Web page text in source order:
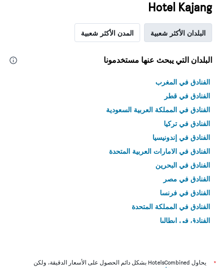
Hotel Kajang
البلدان الأكثر شعبية المدن الأكثر شعبية
البلدان التي يبحث عنها مستخدمونا
الفنادق في المغرب
الفنادق في قطر
الفنادق في المملكة العربية السعودية
الفنادق في تركيا
الفنادق في إندونيسيا
الفنادق في الامارات العربية المتحدة
الفنادق في البحرين
الفنادق في مصر
الفنادق في فرنسا
الفنادق في المملكة المتحدة
الفنادق في إيطاليا
*
يحاول HotelsCombined بشكل دائم الحصول على الأسعار الدقيقة، ولكن